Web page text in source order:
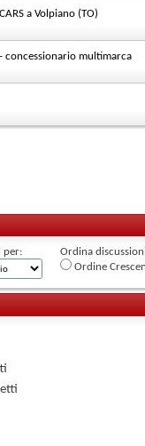
a Volpiano (TO)
concessionario multimarca
per:
Ordina
Ordine